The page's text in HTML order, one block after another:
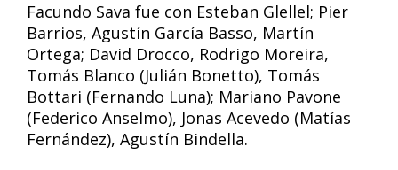
Facundo Sava fue con Esteban Glellel; Pier
Barrios, Agustín García Basso, Martín
Ortega; David Drocco, Rodrigo Moreira,
Tomás Blanco (Julián Bonetto), Tomás
Bottari (Fernando Luna); Mariano Pavone
(Federico Anselmo), Jonas Acevedo (Matías
Fernández), Agustín Bindella.